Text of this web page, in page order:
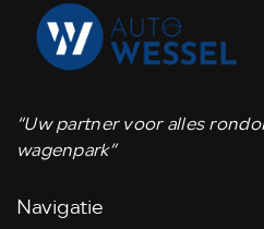
“Uw partner voor alles
wagenpark”
Navigatie